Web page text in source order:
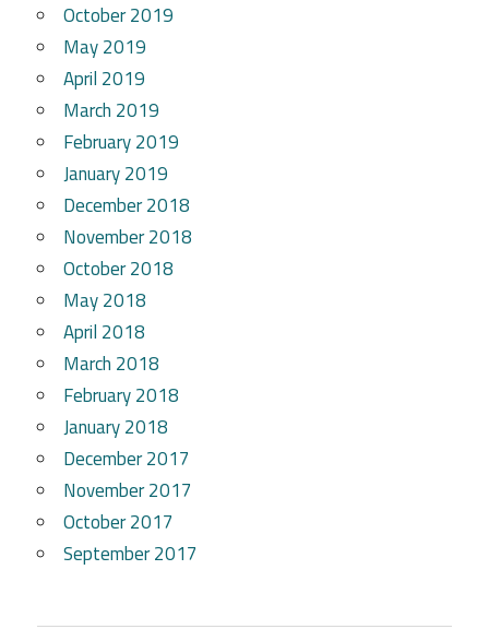
October 2019
May 2019
April 2019
March 2019
February 2019
January 2019
December 2018
November 2018
October 2018
May 2018
April 2018
March 2018
February 2018
January 2018
December 2017
November 2017
October 2017
September 2017